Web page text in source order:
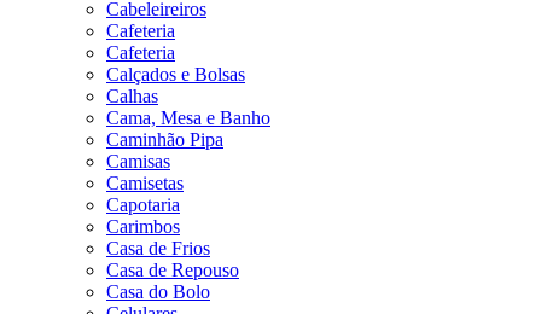
Cabeleireiros
Cafeteria
Cafeteria
Calçados e Bolsas
Calhas
Cama, Mesa e Banho
Caminhão Pipa
Camisas
Camisetas
Capotaria
Carimbos
Casa de Frios
Casa de Repouso
Casa do Bolo